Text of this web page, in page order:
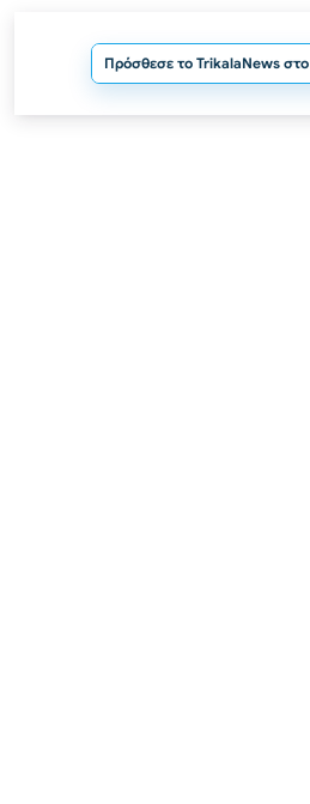
Πρόσθεσε το TrikalaNews στο